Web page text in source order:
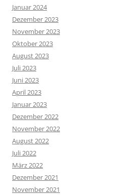
Januar 2024
Dezember 2023
November 2023
Oktober 2023
August 2023
Juli 2023
Juni 2023
April 2023
Januar 2023
Dezember 2022
November 2022
August 2022
Juli 2022
März 2022
Dezember 2021
November 2021